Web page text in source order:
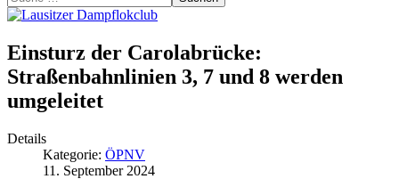
Einsturz der Carolabrücke:
Straßenbahnlinien 3, 7 und 8 werden
umgeleitet
Details
Kategorie: ÖPNV
11. September 2024